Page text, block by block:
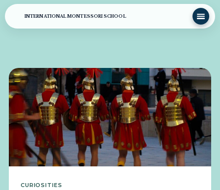
INTERNATIONAL MONTESSORI SCHOOL
CURIOSITIES